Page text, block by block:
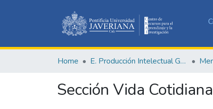
Home E. Producción Intelectual General
Sección Vida